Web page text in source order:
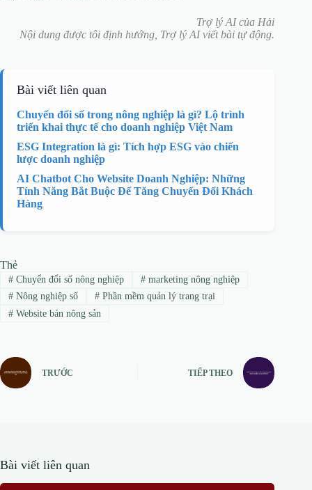
Trợ lý AI của Hải
Nội dung được tôi định hướng, Trợ lý AI viết bài tự động.
Bài viết liên quan
Chuyển đổi số trong nông nghiệp là gì? Lộ trình
triển khai thực tế cho doanh nghiệp Việt Nam
ESG Integration là gì: Tích hợp ESG vào chiến
lược doanh nghiệp
AI Chatbot Cho Website Doanh Nghiệp: Những
Tính Năng Bắt Buộc Để Tăng Chuyển Đổi Khách
Hàng
Thẻ
#Chuyển đổi số nông nghiệp #marketing nông nghiệp
#Nông nghiệp số #Phần mềm quản lý trang trại
#Website bán nông sản
TRƯỚC TIẾP THEO
Bài viết liên quan